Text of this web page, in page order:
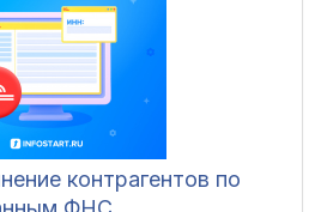
контрагентов по